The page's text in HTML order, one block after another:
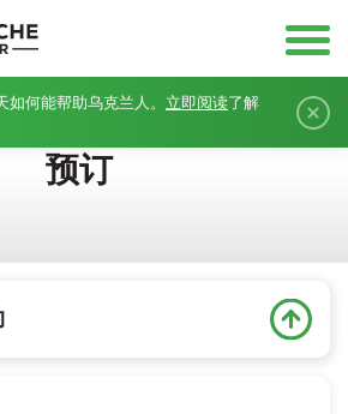
如何能帮助乌克兰人。 立即阅读了解
预订